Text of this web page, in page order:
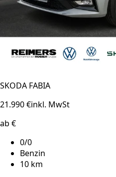
SKODA FABIA
21.990 €inkl. MwSt
ab €
0/0
Benzin
10 km